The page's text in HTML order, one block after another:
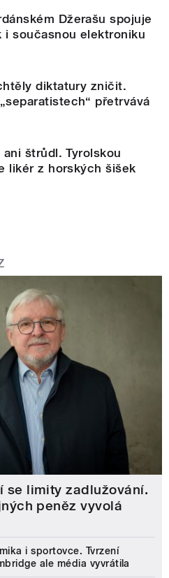
Džerašu spojuje
i současnou elektroniku
diktatury zničit.
přetrvává
štrůdl. Tyrolskou
likér z horských šišek
se limity zadlužování.
peněz vyvolá
i sportovce. Tvrzení
ale média vyvrátila